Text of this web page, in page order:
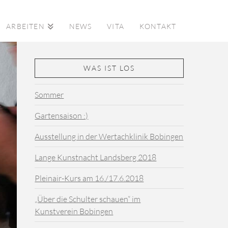
ARBEITEN NEWS VITA KONTAKT
WAS IST LOS
Sommer
Gartensaison :)
Ausstellung in der Wertachklinik Bobingen
Lange Kunstnacht Landsberg 2018
Pleinair-Kurs am 16./17.6.2018
„Über die Schulter schauen“ im
Kunstverein Bobingen